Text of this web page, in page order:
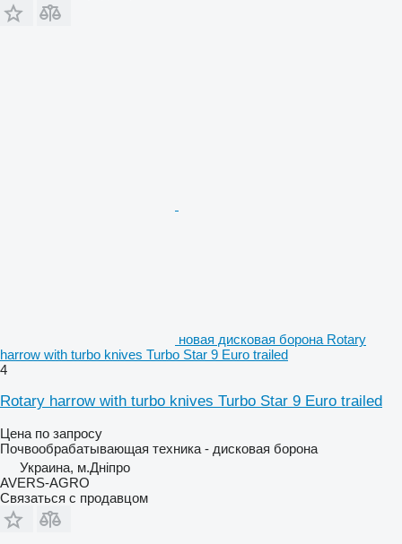
новая дисковая борона Rotary
harrow with turbo knives Turbo Star 9 Euro trailed
4
Rotary harrow with turbo knives Turbo Star 9 Euro trailed
Цена по запросу
Почвообрабатывающая техника - дисковая борона
Украина, м.Дніпро
AVERS-AGRO
Связаться с продавцом